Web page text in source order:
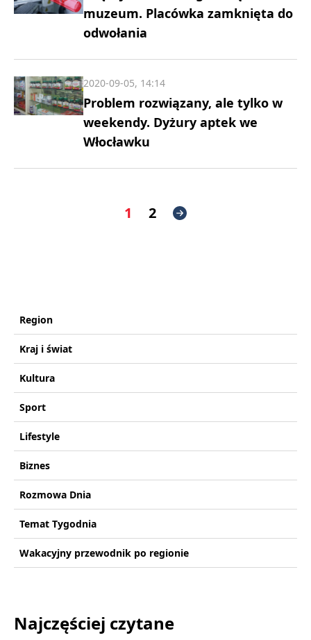
muzeum. Placówka zamknięta do
odwołania
Problem rozwiązany, ale tylko w
weekendy. Dyżury aptek we
Włocławku
2020-09-05, 14:14
1 2
Region
Kraj i świat
Kultura
Sport
Lifestyle
Biznes
Rozmowa Dnia
Temat Tygodnia
Wakacyjny przewodnik po regionie
Najczęściej czytane